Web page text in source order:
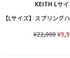
KEITH Lサ
¥22,000